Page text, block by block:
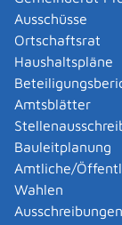
Ausschüsse
Ortschaftsrat
Haushaltspläne
Amtsblätter
Bauleitplanung
Amtliche/
Wahlen
eines
Abmeldung
beantragen
Negative
Abwasser